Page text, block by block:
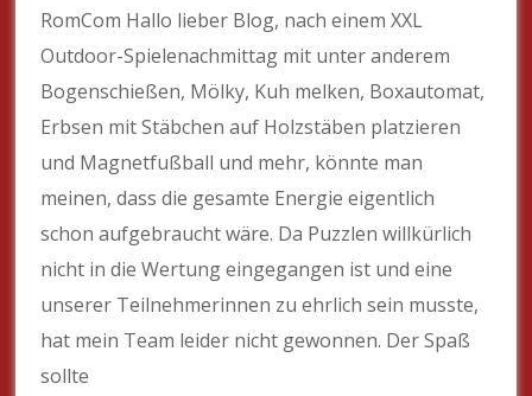
RomCom Hallo lieber Blog, nach einem XXL
Outdoor-Spielenachmittag mit unter anderem
Bogenschießen, Mölky, Kuh melken, Boxautomat,
Erbsen mit Stäbchen auf Holzstäben platzieren
und Magnetfußball und mehr, könnte man
meinen, dass die gesamte Energie eigentlich
schon aufgebraucht wäre. Da Puzzlen willkürlich
nicht in die Wertung eingegangen ist und eine
unserer Teilnehmerinnen zu ehrlich sein musste,
hat mein Team leider nicht gewonnen. Der Spaß
sollte